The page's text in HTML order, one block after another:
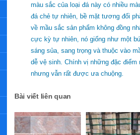
màu sắc của loại đá này có nhiều
đá chẻ tự nhiên, bề mặt tương đối
về mầu sắc sản phẩm không đồng
cực kỳ tự nhiên, nó giống như một
sáng sủa, sang trọng và thuộc vào
dễ vệ sinh. Chính vị những đặc điểm
nhưng vẫn rất được ưa chuộng.
Bài viết liên quan